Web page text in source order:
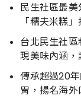
民生社區最
「糯夫米糕
泡飲」為你解
台北民生社
現美味內涵
傳承超過20
胃，揚名海外